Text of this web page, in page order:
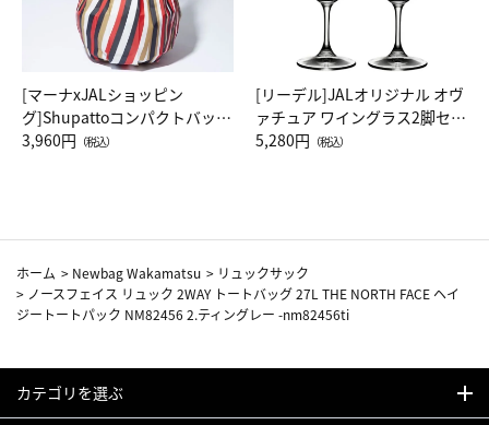
[マーナxJALショッピン
グ]Shupattoコンパクトバッグ
Drop JAL客室乗務員（LC）ス
3,960円 （税込）
[リーデル]JALオリジナル オヴ
ァチュア ワイングラス2脚セッ
ト（レッドワイン）
5,280円 （税込）
ホーム > Newbag Wakamatsu > リュックサック
> ノースフェイス リュック 2WAY トートバッグ 27L THE NORTH FACE ヘイ
ジートートパック NM82456 2.ティングレー -nm82456ti
カテゴリを選ぶ